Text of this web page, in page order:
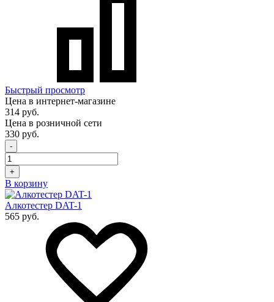
Быстрый просмотр
Цена в интернет-магазине
314 руб.
Цена в розничной сети
330 руб.
-
+
В корзину
Алкотестер DAT-1
565 руб.